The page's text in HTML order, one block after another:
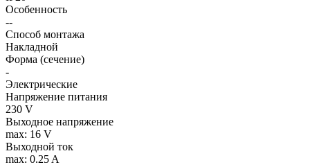
Особенность
--
Способ монтажа
Накладной
Форма (сечение)
-
Электрические
Напряжение питания
230 V
Выходное напряжение
max: 16 V
Выходной ток
max: 0.25 A